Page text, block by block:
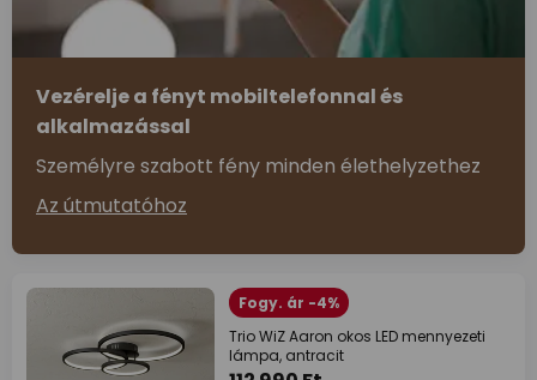
Vezérelje a fényt mobiltelefonnal és
alkalmazással
Személyre szabott fény minden élethelyzethez
Az útmutatóhoz
Fogy. ár -4%
Trio WiZ Aaron okos LED mennyezeti
lámpa, antracit